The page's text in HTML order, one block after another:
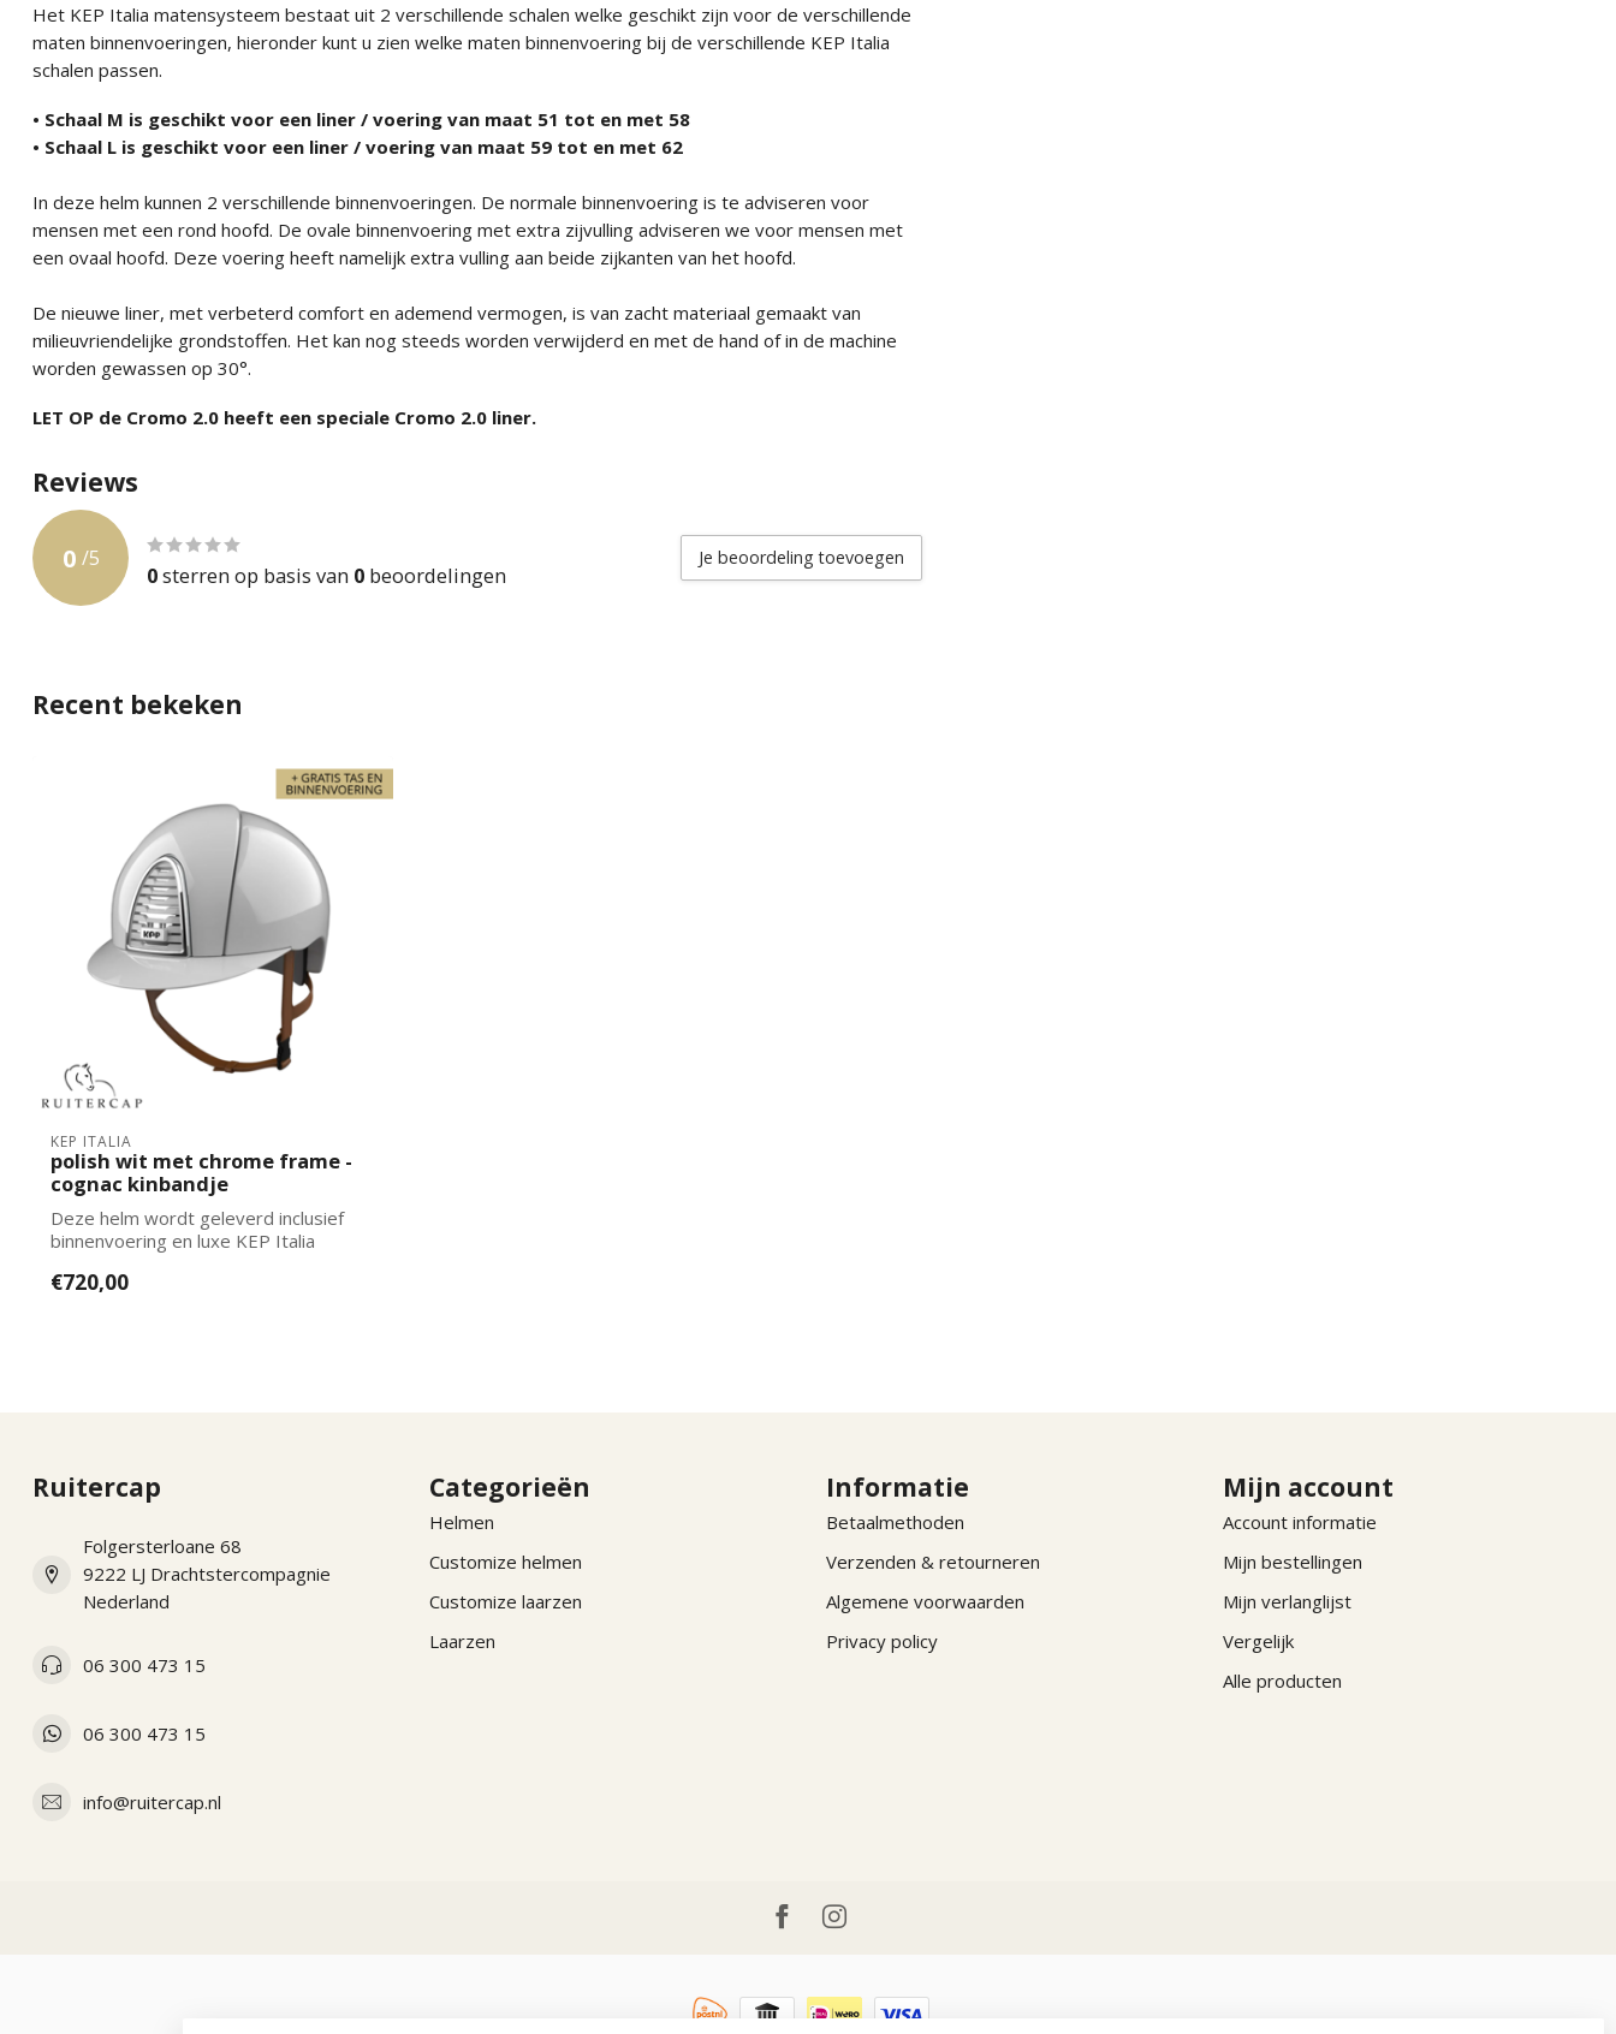
Het KEP Italia matensysteem bestaat uit 2 verschillende schalen welke geschikt zijn voor de verschillende
maten binnenvoeringen, hieronder kunt u zien welke maten binnenvoering bij de verschillende KEP Italia
schalen passen.
• Schaal M is geschikt voor een liner / voering van maat 51 tot en met 58
• Schaal L is geschikt voor een liner / voering van maat 59 tot en met 62
In deze helm kunnen 2 verschillende binnenvoeringen. De normale binnenvoering is te adviseren voor
mensen met een rond hoofd. De ovale binnenvoering met extra zijvulling adviseren we voor mensen met
een ovaal hoofd. Deze voering heeft namelijk extra vulling aan beide zijkanten van het hoofd.
De nieuwe liner, met verbeterd comfort en ademend vermogen, is van zacht materiaal gemaakt van
milieuvriendelijke grondstoffen. Het kan nog steeds worden verwijderd en met de hand of in de machine
worden gewassen op 30°.
LET OP de Cromo 2.0 heeft een speciale Cromo 2.0 liner.
Reviews
0 /5
0sterren op basis van 0 beoordelingen
Je beoordeling toevoegen
Recent bekeken
KEP ITALIA
polish wit met chrome frame -
cognac kinbandje
Deze helm wordt geleverd inclusief
binnenvoering en luxe KEP Italia
€720,00
Ruitercap
Folgersterloane 68
9222 LJ Drachtstercompagnie
Nederland
06 300 473 15
06 300 473 15
info@ruitercap.nl
Categorieën
Helmen
Customize helmen
Customize laarzen
Laarzen
Informatie
Betaalmethoden
Verzenden & retourneren
Algemene voorwaarden
Privacy policy
Mijn account
Account informatie
Mijn bestellingen
Mijn verlanglijst
Vergelijk
Alle producten